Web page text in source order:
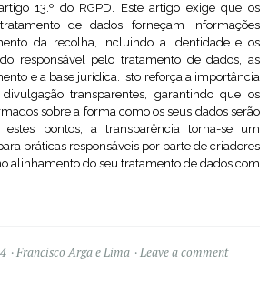
13.º do RGPD. Este artigo exige que os
de dados forneçam informações
da recolha, incluindo a identidade e os
responsável pelo tratamento de dados, as
e a base jurídica. Isto reforça a importância
transparentes, garantindo que os
sobre a forma como os seus dados serão
pontos, a transparência torna-se um
práticas responsáveis por parte de criadores
alinhamento do seu tratamento de dados com
Francisco Arga e Lima Leave a comment